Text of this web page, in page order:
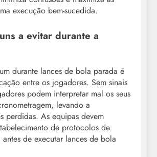
execução bem-sucedida.
a evitar durante a
durante lances de bola parada é
entre os jogadores. Sem sinais
podem interpretar mal os seus
levando a
perdidas. As equipas devem
de protocolos de
de executar lances de bola